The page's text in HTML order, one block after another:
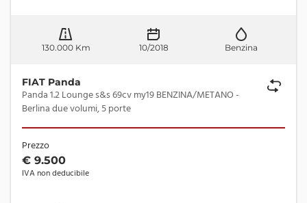
130.000 Km 10/2018 Benzina
FIAT Panda
Panda 1.2 Lounge s&s 69cv my19 BENZINA/METANO -
Berlina due volumi, 5 porte
Prezzo
€ 9.500
IVA non deducibile